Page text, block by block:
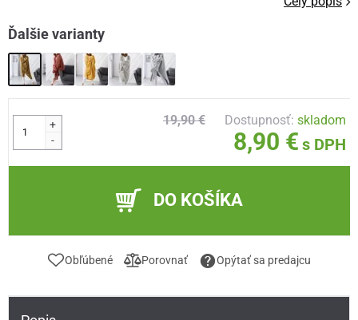
Ďalšie varianty
+
-
19,90 € Dostupnosť:skladom
8,90 € s DPH
DO KOŠÍKA
Obľúbené Porovnať Opýtať sa predajcu